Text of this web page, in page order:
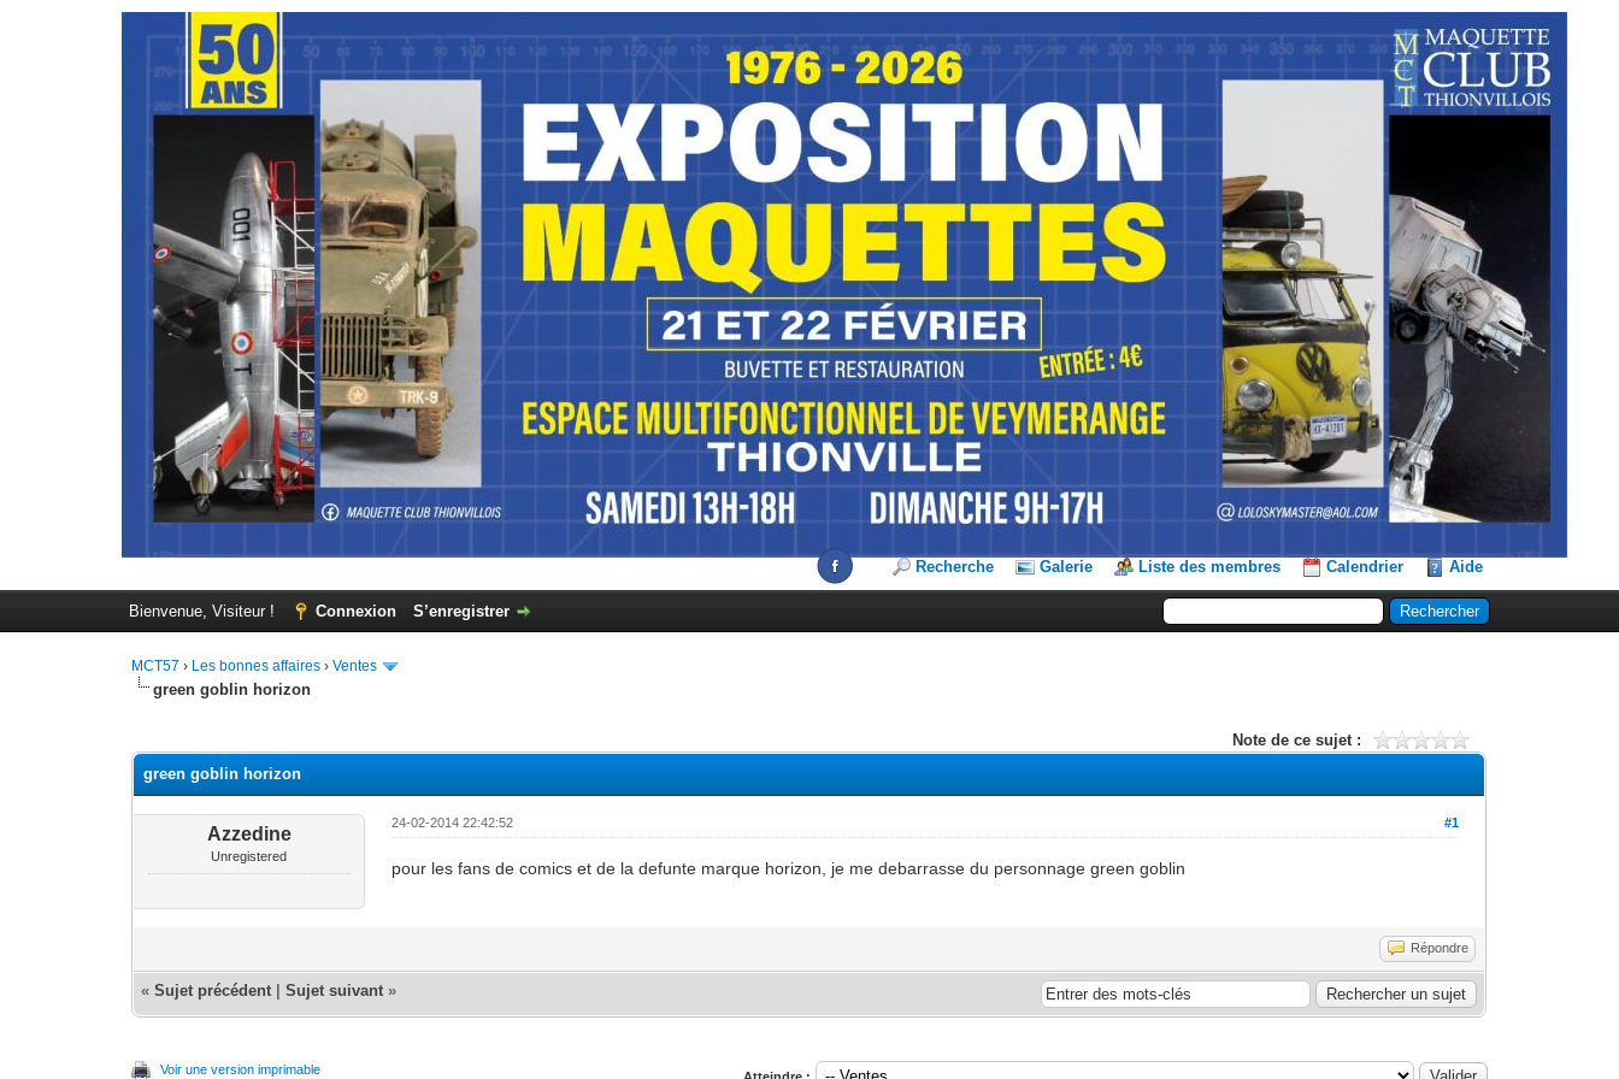
Recherche Galerie Liste des membres Calendrier Aide
Bienvenue, Visiteur ! Connexion S’enregistrer
MCT57 › Les bonnes affaires ›Ventes
green goblin horizon
Note de ce sujet :
green goblin horizon
Azzedine
Unregistered
#1
24-02-2014 22:42:52
pour les fans de comics et de la defunte marque horizon, je me debarrasse du personnage green goblin
Répondre
«Sujet précédent |Sujet suivant »
Voir une version imprimable